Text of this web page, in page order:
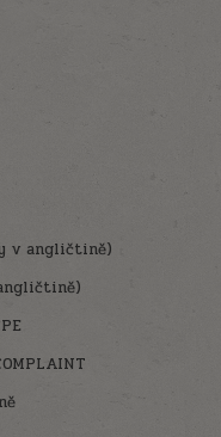
v angličtině)